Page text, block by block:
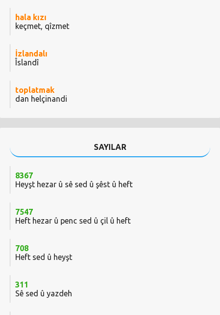
hala kızı
keçmet, qîzmet
İzlandalı
Îslandî
toplatmak
dan helçinandi
SAYILAR
8367
Heyşt hezar û sê sed û şêst û heft
7547
Heft hezar û penc sed û çil û heft
708
Heft sed û heyşt
311
Sê sed û yazdeh